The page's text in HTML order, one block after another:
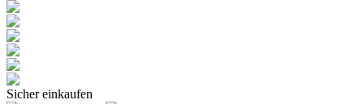
Sicher einkaufen